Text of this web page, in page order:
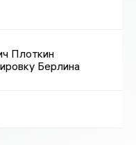
Плоткин
Берлина